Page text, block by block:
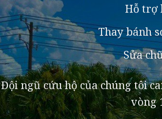
Hỗ trợ
Thay bánh
Sửa
Đội ngũ cứu hộ của chúng tôi
vòng